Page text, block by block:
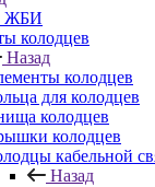
ЖБИ
колодцев
Назад
колодцев
для колодцев
колодцев
колодцев
кабельной
Назад